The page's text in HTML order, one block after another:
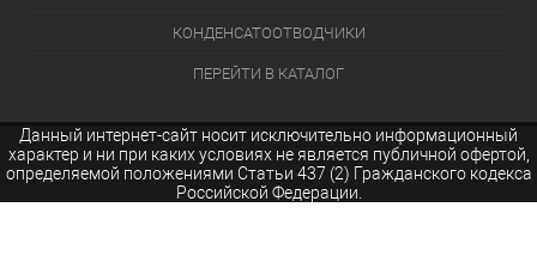
КОНДЕНСАТООТВОДЧИКИ
ПЕРЕЙТИ В КАТАЛОГ
Данный интернет-сайт носит исключительно информационный
характер и ни при каких условиях не является публичной офертой,
определяемой положениями Статьи 437 (2) Гражданского кодекса
Российской Федерации.